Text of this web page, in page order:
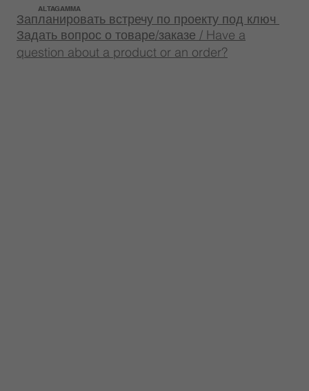
ALTAGAMMA
Задать вопрос о товаре/заказе / Have a
question about a product or an order?
Запланировать встречу по проекту под ключ